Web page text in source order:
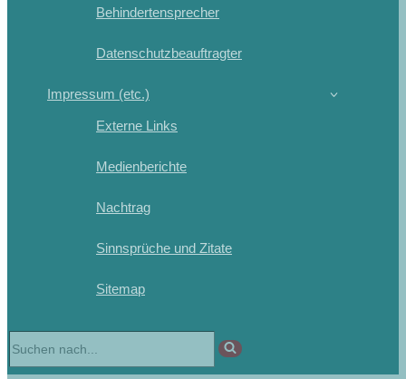
Behindertensprecher
Datenschutzbeauftragter
Impressum (etc.)
Externe Links
Medienberichte
Nachtrag
Sinnsprüche und Zitate
Sitemap